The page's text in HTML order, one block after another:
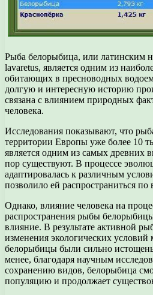
Рыба белорыбица, или латинским
lavaretus, является одним из
обитающих в пресноводных
долгую и интересную историю
связана с влиянием природных
человека.
Исследования показывают, что
территории Европы уже более 10
является одним из самых древних
пор существуют. В процессе
адаптировалась к различным
позволило ей распространиться по
Однако, влияние человека на
распространения рыбы
влияние. В результате активной
изменения экологических
белорыбицы были сильно
менее, благодаря научным
сохранению видов, белорыбица
популяцию и продолжает